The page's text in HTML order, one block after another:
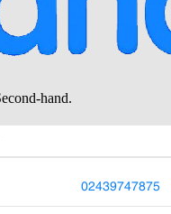
02439747875